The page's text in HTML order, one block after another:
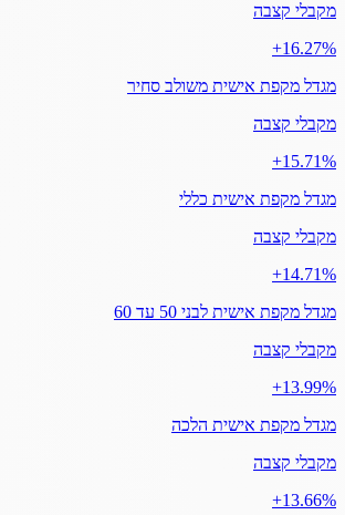
מקבלי קצבה
‎+16.27%
מגדל מקפת אישית משולב סחיר
מקבלי קצבה
‎+15.71%
מגדל מקפת אישית כללי
מקבלי קצבה
‎+14.71%
מגדל מקפת אישית לבני 50 עד 60
מקבלי קצבה
‎+13.99%
מגדל מקפת אישית הלכה
מקבלי קצבה
‎+13.66%